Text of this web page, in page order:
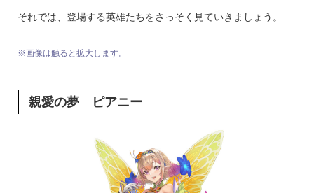
それでは、登場する英雄たちをさっそく見ていきましょう。
※画像は触ると拡大します。
親愛の夢 ピアニー